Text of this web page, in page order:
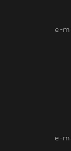
e-
e-